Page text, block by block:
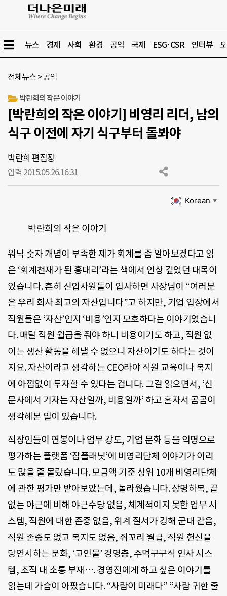
뉴스 경제 사회 환경 공익 국제 ESG·CSR 인터뷰
전체뉴스 >공익
박란희의 작은 이야기
[박란희의 작은 이야기] 비영리 리더, 남의
식구 이전에 자기 식구부터 돌봐야
박란희 편집장
입력 2015.05.26.16:31
Korean ▼
박란희의 작은 이야기
워낙 숫자 개념이 부족한 제가 회계를 좀 알아보겠다고 읽
은 ‘회계천재가 된 홍대리’라는 책에서 인상 깊었던 대목이
있습니다. 흔히 신입사원들이 입사하면 사장님이 “여러분
은 우리 회사 최고의 자산입니다”고 하지만, 기업 입장에서
직원들은 ‘자산’인지 ‘비용’인지 모호하다는 이야기였습니
다. 매달 직원 월급을 줘야 하니 비용이기도 하고, 직원 없
이는 생산 활동을 해낼 수 없으니 자산이기도 하다는 것이
지요. 자산이라고 생각하는 CEO라야 직원 교육이나 복지
에 아낌없이 투자할 수 있다는 겁니다. 그걸 읽으면서, ‘신
문사에서 기자는 자산일까, 비용일까’ 하고 혼자서 곰곰이
생각해본 일이 있습니다.
직장인들이 연봉이나 업무 강도, 기업 문화 등을 익명으로
평가하는 플랫폼 ‘잡플래닛’에 비영리단체 이야기가 이리
도 많을 줄 몰랐습니다. 모금액 기준 상위 10개 비영리단체
에 관한 평가만 받아보았는데, 놀라웠습니다. 상명하복, 끝
없는 야근에 비해 야근수당 없음, 체계적이지 못한 업무 시
스템, 직원에 대한 존중 없음, 위계 질서가 강해 군대 같음,
직원 존중도 없고 복지도 없음, 쥐꼬리 월급, 직원 헌신을
당연시하는 문화, ‘고인물’ 경영층, 주먹구구식 인사 시스
템, 조직 내 소통 부재…. 경영진에게 하고 싶은 이야기를
읽는데 가슴이 아팠습니다. “사람이 미래다” “사람 귀한 줄